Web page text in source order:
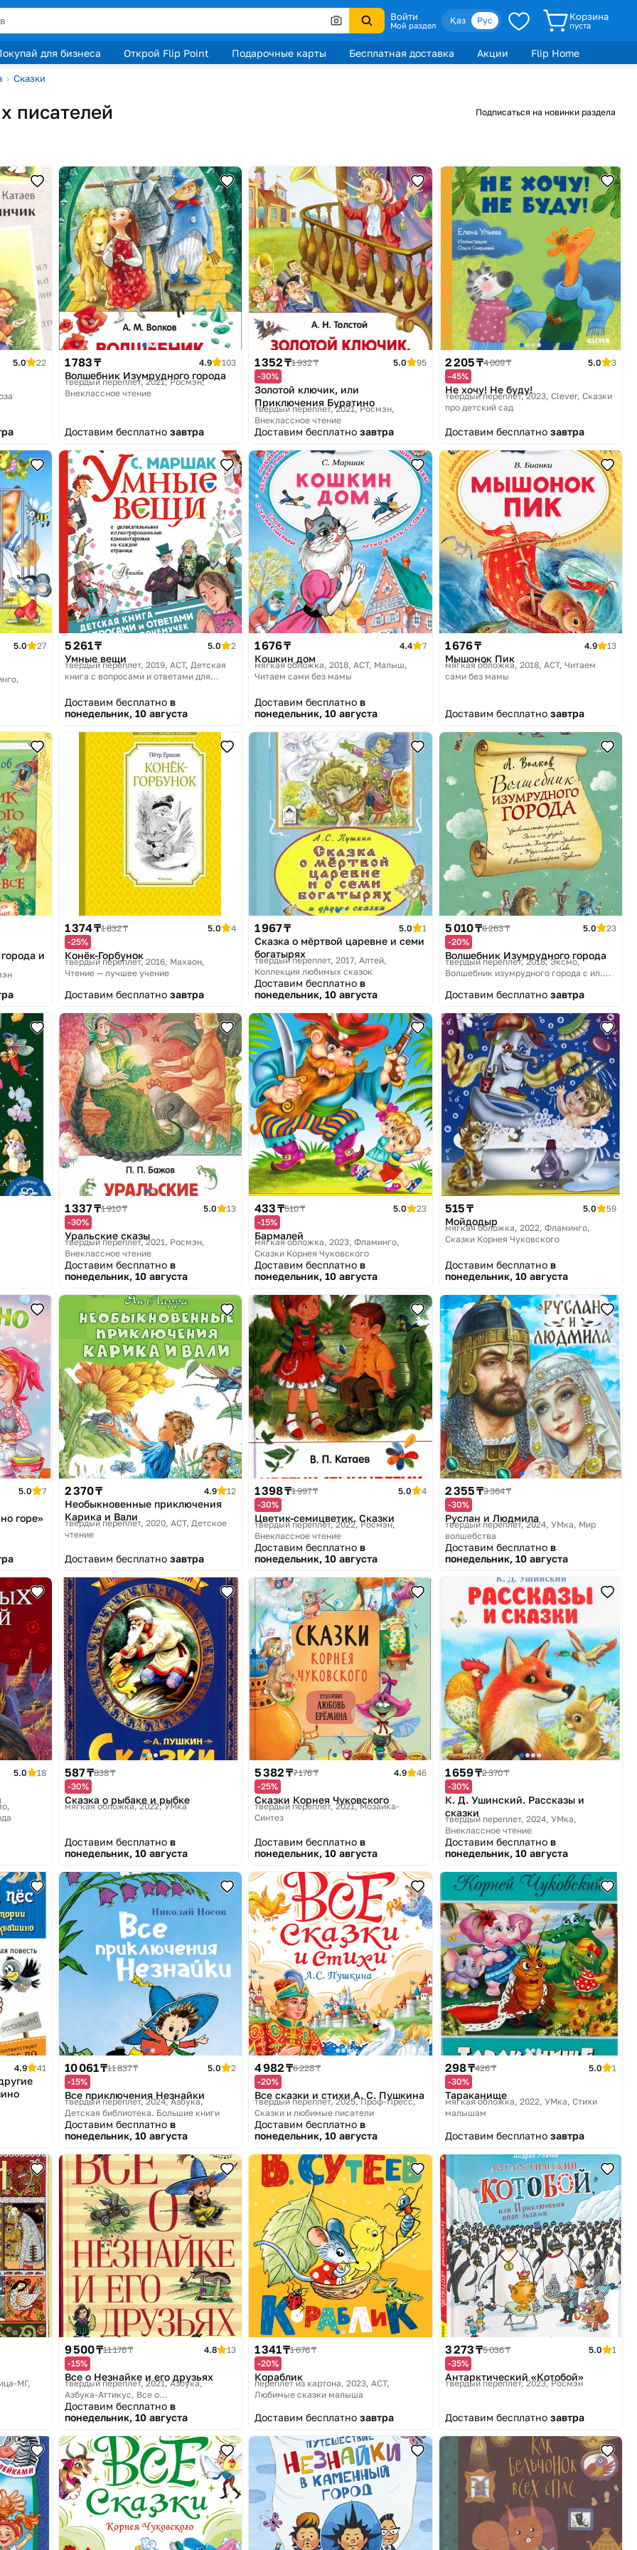
Войти
Мой раздел Қаз Рус Корзина
пуста
для бизнеса Открой Flip Point Подарочные карты Бесплатная доставка Акции
Flip Home
› Сказки
писателей Подписаться на новинки раздела
5.0
22
1 783 ₸ 4.9 103
Волшебник Изумрудного города
твердый переплет, 2021 Росмэн,
Внеклассное чтение
Доставим бесплатно завтра
1 352 ₸1 932 ₸ 5.0
95
-30%
Золотой ключик, или
Приключения Буратино
твердый переплет, 2021 Росмэн,
Внеклассное чтение
Доставим бесплатно завтра
2 205 ₸4 009 ₸ 5.0
3
-45%
Не хочу! Не буду!
твердый переплет, 2023 Clever, Сказки
про детский сад
Доставим бесплатно завтра
5.0
27
5 261 ₸ 5.0 2
Умные вещи
твердый переплет, 2019 АСТ, Детская
книга с вопросами и ответами для
Доставим бесплатно в
понедельник, 10 августа
1 676 ₸ 4.4 7
Кошкин дом
мягкая обложка, 2018 АСТ, Малыш,
Читаем сами без мамы
Доставим бесплатно в
понедельник, 10 августа
1 676 ₸ 4.9 13
Мышонок Пик
мягкая обложка, 2018 АСТ, Читаем
сами без мамы
Доставим бесплатно завтра
и
1 374 ₸1 832 ₸ 5.0
4
-25%
Конёк-Горбунок
твердый переплет, 2016 Махаон,
Чтение — лучшее учение
Доставим бесплатно завтра
1 967 ₸ 5.0 1
Сказка о мёртвой царевне и семи
богатырях
твердый переплет, 2017 Алтей,
Коллекция любимых сказок
Доставим бесплатно в
понедельник, 10 августа
5 010 ₸6 263 ₸ 5.0
23
-20%
Волшебник Изумрудного города
твердый переплет, 2018 Эксмо,
Волшебник изумрудного города с ил.
Доставим бесплатно завтра
1 337 ₸1 910 ₸ 5.0
13
-30%
Уральские сказы
твердый переплет, 2021 Росмэн,
Внеклассное чтение
Доставим бесплатно в
понедельник, 10 августа
433 ₸510 ₸ 5.0
23
-15%
Бармалей
мягкая обложка, 2023 Фламинго,
Сказки Корнея Чуковского
Доставим бесплатно в
понедельник, 10 августа
515 ₸ 5.0 59
Мойдодыр
мягкая обложка, 2022 Фламинго,
Сказки Корнея Чуковского
Доставим бесплатно в
понедельник, 10 августа
5.0
7
горе»
2 370 ₸ 4.9 12
Необыкновенные приключения
Карика и Вали
твердый переплет, 2020 АСТ, Детское
чтение
Доставим бесплатно завтра
1 398 ₸1 997 ₸ 5.0
4
-30%
Цветик-семицветик. Сказки
твердый переплет, 2022 Росмэн,
Внеклассное чтение
Доставим бесплатно в
понедельник, 10 августа
2 355 ₸3 364 ₸
-30%
Руслан и Людмила
твердый переплет, 2024 УМка, Мир
волшебства
Доставим бесплатно в
понедельник, 10 августа
5.0
18
587 ₸838 ₸
-30%
Сказка о рыбаке и рыбке
мягкая обложка, 2022 УМка
Доставим бесплатно в
понедельник, 10 августа
5 382 ₸7 176 ₸ 4.9
46
-25%
Сказки Корнея Чуковского
твердый переплет, 2021 Мозаика-
Синтез
Доставим бесплатно в
понедельник, 10 августа
1 659 ₸2 370 ₸
-30%
К. Д. Ушинский. Рассказы и
сказки
твердый переплет, 2024 УМка,
Внеклассное чтение
Доставим бесплатно в
понедельник, 10 августа
4.9 41 10 061 ₸11 837 ₸ 5.0
2
-15%
Все приключения Незнайки
твердый переплет, 2024 Азбука,
Детская библиотека. Большие книги
Доставим бесплатно в
понедельник, 10 августа
4 982 ₸6 228 ₸
-20%
Все сказки и стихи А. С. Пушкина
твердый переплет, 2025 Проф-Пресс,
Сказки и любимые писатели
Доставим бесплатно в
понедельник, 10 августа
298 ₸426 ₸ 5.0
1
-30%
Тараканище
мягкая обложка, 2022 УМка, Стихи
малышам
Доставим бесплатно завтра
МГ,
9 500 ₸11 176 ₸ 4.8
13
-15%
Все о Незнайке и его друзьях
твердый переплет, 2021 Азбука,
Азбука-Аттикус, Все о...
Доставим бесплатно в
понедельник, 10 августа
1 341 ₸1 676 ₸
-20%
Кораблик
переплет из картона, 2023 АСТ,
Любимые сказки малыша
Доставим бесплатно завтра
3 273 ₸5 036 ₸ 5.0
1
-35%
Антарктический «Котобой»
твердый переплет, 2023 Росмэн
Доставим бесплатно завтра